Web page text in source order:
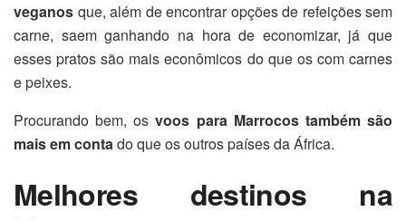
veganos que, além de encontrar opções de refeições sem
carne, saem ganhando na hora de economizar, já que
esses pratos são mais econômicos do que os com carnes
e peixes.
Procurando bem, osvoos para Marrocos também são
mais em contado que os outros países da África.
Melhores destinos na